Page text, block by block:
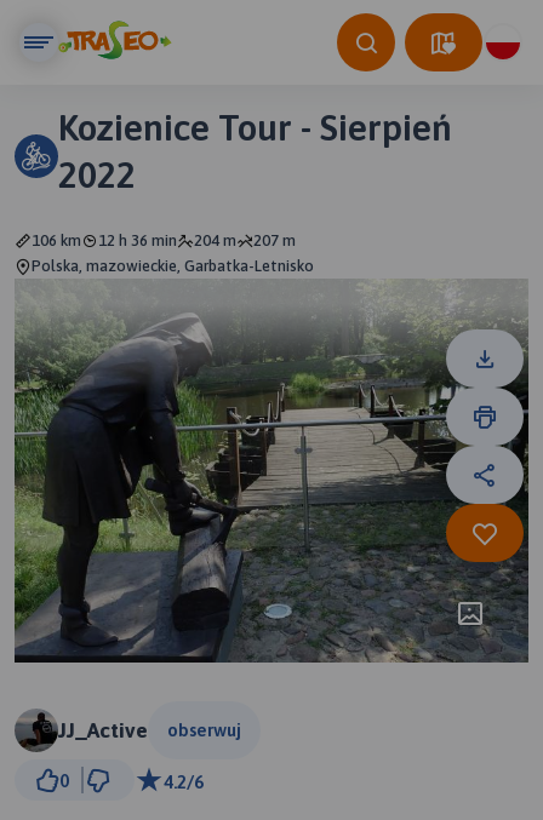
Kozienice Tour - Sierpień
2022
106 km 12 h 36 min 204 m
207 m
Polska, mazowieckie, Garbatka-Letnisko
JJ_Active obserwuj
0 4.2/6